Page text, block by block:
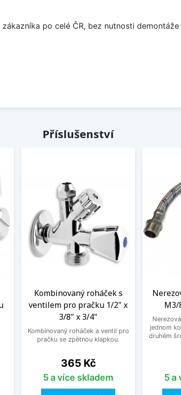
po celé ČR, bez nutnosti demontáže
Příslušenství
Kombinovaný roháček s
ventilem pro pračku 1/2" x
3/8" x 3/4"
Kombinovaný roháček a ventil pro
pračku se zpětnou klapkou.
Cena
365 Kč
5 a více skladem
M3/
jednom
druhém
5 a